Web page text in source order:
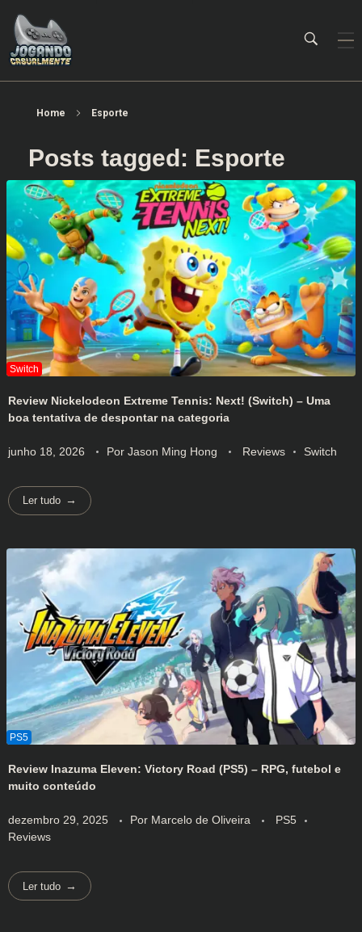
Home Esporte
Posts tagged: Esporte
Review Nickelodeon Extreme Tennis: Next! (Switch) – Uma
boa tentativa de despontar na categoria
junho 18, 2026 Por Jason Ming Hong Reviews Switch
Ler tudo
Review Inazuma Eleven: Victory Road (PS5) – RPG, futebol e
muito conteúdo
dezembro 29, 2025 Por Marcelo de Oliveira
PS5
Reviews
Ler tudo